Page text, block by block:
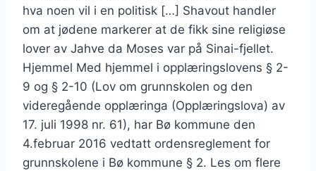
hva noen vil i en politisk […] Shavout handler
om at jødene markerer at de fikk sine religiøse
lover av Jahve da Moses var på Sinai-fjellet.
Hjemmel Med hjemmel i opplæringslovens § 2-
9 og § 2-10 (Lov om grunnskolen og den
videregående opplæringa (Opplæringslova) av
17. juli 1998 nr. 61), har Bø kommune den
4.februar 2016 vedtatt ordensreglement for
grunnskolene i Bø kommune § 2. Les om flere